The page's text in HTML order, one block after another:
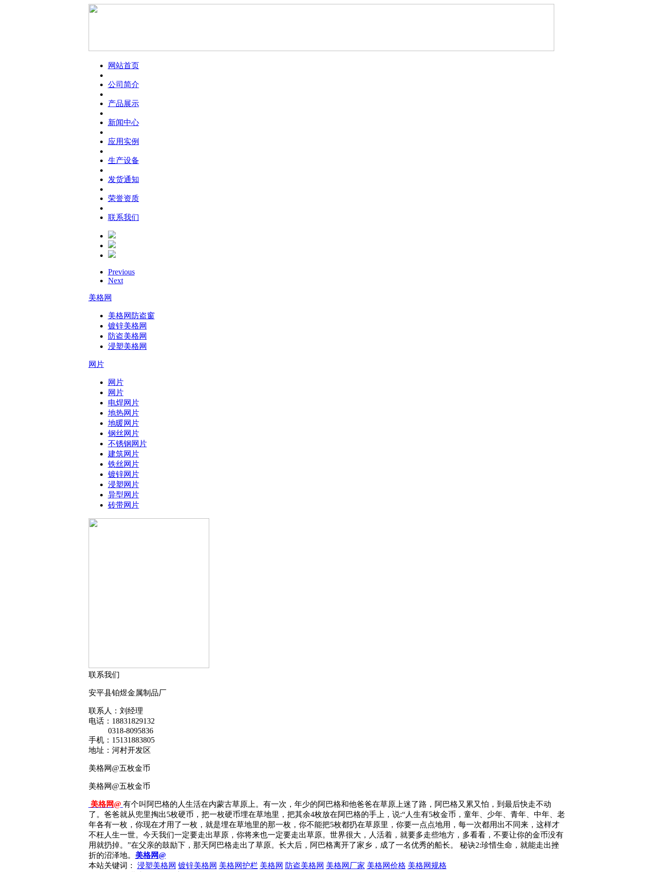
网站首页
公司简介
产品展示
新闻中心
应用实例
生产设备
发货通知
荣誉资质
联系我们
Previous
Next
美格网
美格网防盗窗
镀锌美格网
防盗美格网
浸塑美格网
网片
网片
网片
电焊网片
地热网片
地暖网片
钢丝网片
不锈钢网片
建筑网片
铁丝网片
镀锌网片
浸塑网片
异型网片
砖带网片
联系我们
安平县铂煜金属制品厂
联系人：刘经理
电话：18831829132
0318-8095836
手机：15131883805
地址：河村开发区
美格网@五枚金币
美格网@五枚金币
美格网@ 有个叫阿巴格的人生活在内蒙古草原上。有一次，年少的阿巴格和他爸爸在草原上迷了路，阿巴格又累又怕，到最后快走不动
了。爸爸就从兜里掏出5枚硬币，把一枚硬币埋在草地里，把其余4枚放在阿巴格的手上，说:“人生有5枚金币，童年、少年、青年、中年、老
年各有一枚，你现在才用了一枚，就是埋在草地里的那一枚，你不能把5枚都扔在草原里，你要一点点地用，每一次都用出不同来，这样才
不枉人生一世。今天我们一定要走出草原，你将来也一定要走出草原。世界很大，人活着，就要多走些地方，多看看，不要让你的金币没有
用就扔掉。”在父亲的鼓励下，那天阿巴格走出了草原。长大后，阿巴格离开了家乡，成了一名优秀的船长。 秘诀2:珍惜生命，就能走出挫
折的沼泽地。 美格网@
本站关键词： 浸塑美格网 镀锌美格网 美格网护栏 美格网 防盗美格网 美格网厂家 美格网价格 美格网规格